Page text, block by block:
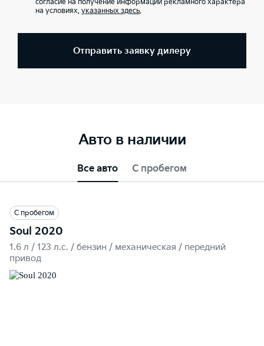
согласие на получение информации рекламного характера
на условиях, указанных здесь.
Отправить заявку дилеру
Авто в наличии
Все авто С пробегом
С пробегом
Soul 2020
1.6 л / 123 л.c. / бензин / механическая / передний
привод